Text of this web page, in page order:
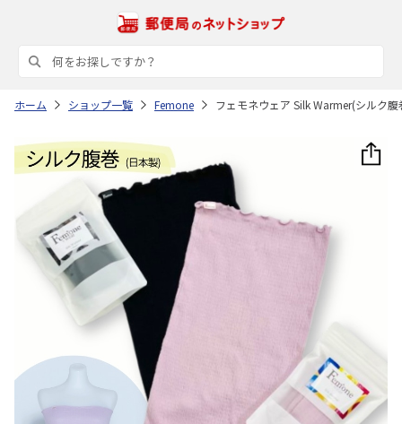
ホーム ショップ一覧 Femone フェモネウェア Silk Warmer(シルク